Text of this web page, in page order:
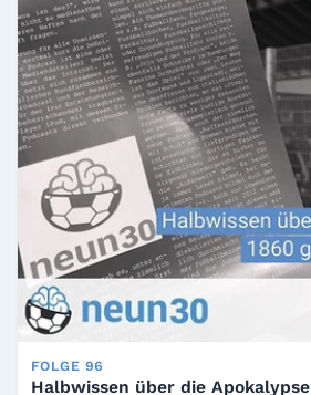
FOLGE 96
Halbwissen über die Apokalypse